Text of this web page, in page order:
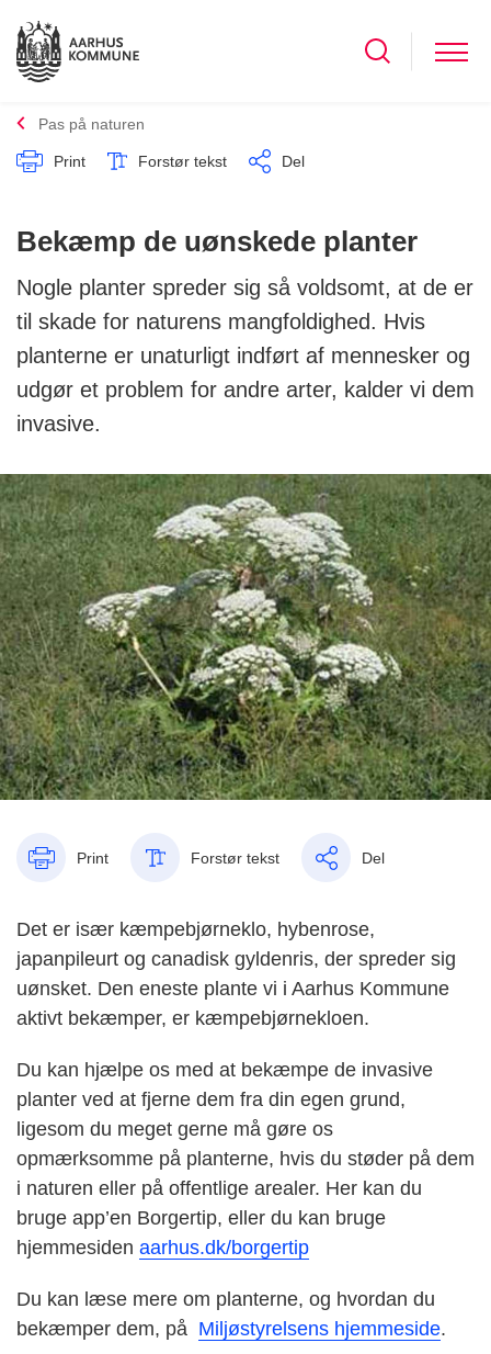
Pas på naturen
Print Forstør tekst Del
Bekæmp de uønskede planter
Nogle planter spreder sig så voldsomt, at de er
til skade for naturens mangfoldighed. Hvis
planterne er unaturligt indført af mennesker og
udgør et problem for andre arter, kalder vi dem
invasive.
Print Forstør tekst Del
Det er især kæmpebjørneklo, hybenrose,
japanpileurt og canadisk gyldenris, der spreder sig
uønsket. Den eneste plante vi i Aarhus Kommune
aktivt bekæmper, er kæmpebjørnekloen.
Du kan hjælpe os med at bekæmpe de invasive
planter ved at fjerne dem fra din egen grund,
ligesom du meget gerne må gøre os
opmærksomme på planterne, hvis du støder på dem
i naturen eller på offentlige arealer. Her kan du
bruge app’en Borgertip, eller du kan bruge
hjemmesiden aarhus.dk/borgertip
Du kan læse mere om planterne, og hvordan du
bekæmper dem, på Miljøstyrelsens hjemmeside.